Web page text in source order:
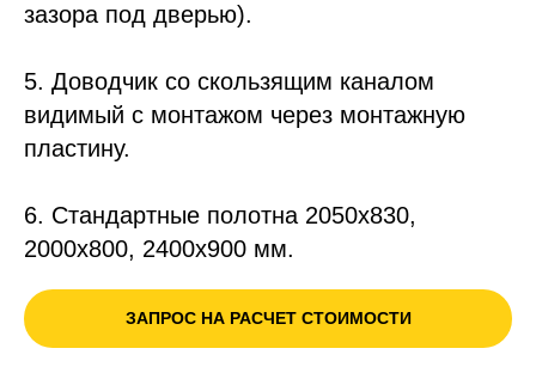
зазора под дверью).
5. Доводчик со скользящим каналом
видимый с монтажом через монтажную
пластину.
6. Стандартные полотна 2050х830,
2000х800, 2400х900 мм.
ЗАПРОС НА РАСЧЕТ СТОИМОСТИ